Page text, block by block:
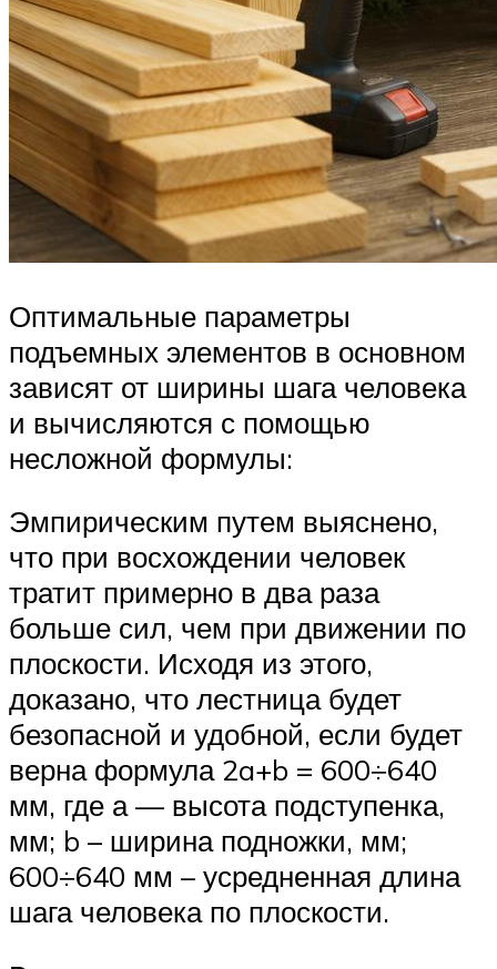
Оптимальные параметры
подъемных элементов в основном
зависят от ширины шага человека
и вычисляются с помощью
несложной формулы:
Эмпирическим путем выяснено,
что при восхождении человек
тратит примерно в два раза
больше сил, чем при движении по
плоскости. Исходя из этого,
доказано, что лестница будет
безопасной и удобной, если будет
верна формула 2a+b = 600÷640
мм, где а — высота подступенка,
мм; b – ширина подножки, мм;
600÷640 мм – усредненная длина
шага человека по плоскости.